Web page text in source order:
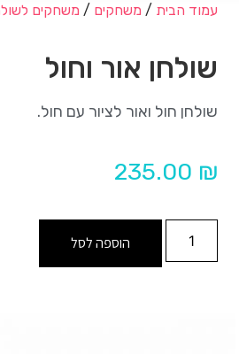
עמוד הבית / משחקים / משחקים
שולחן אור וחול
שולחן חול ואור לציור עם חול.
235.00 ₪
הוספה לסל